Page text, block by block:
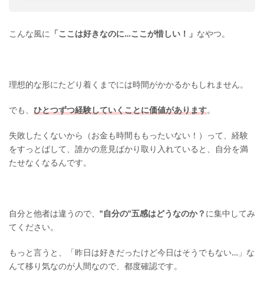
こんな風に 「ここは好きなのに…ここが惜しい！」 なやつ。
理想的な形にたどり着くまでには時間がかかるかもしれません。
でも、 ひとつずつ経験していくことに価値があります。
失敗したくないから（お金も時間ももったいない！）って、経験
をすっとばして、誰かの意見ばかり取り入れていると、自分を満
たせなくなるんです。
自分と他者は違うので、 "自分の"五感はどうなのか？ に集中してみ
てください。
もっと言うと、「昨日は好きだったけど今日はそうでもない…」な
んて移り気なのが人間なので、都度確認です。